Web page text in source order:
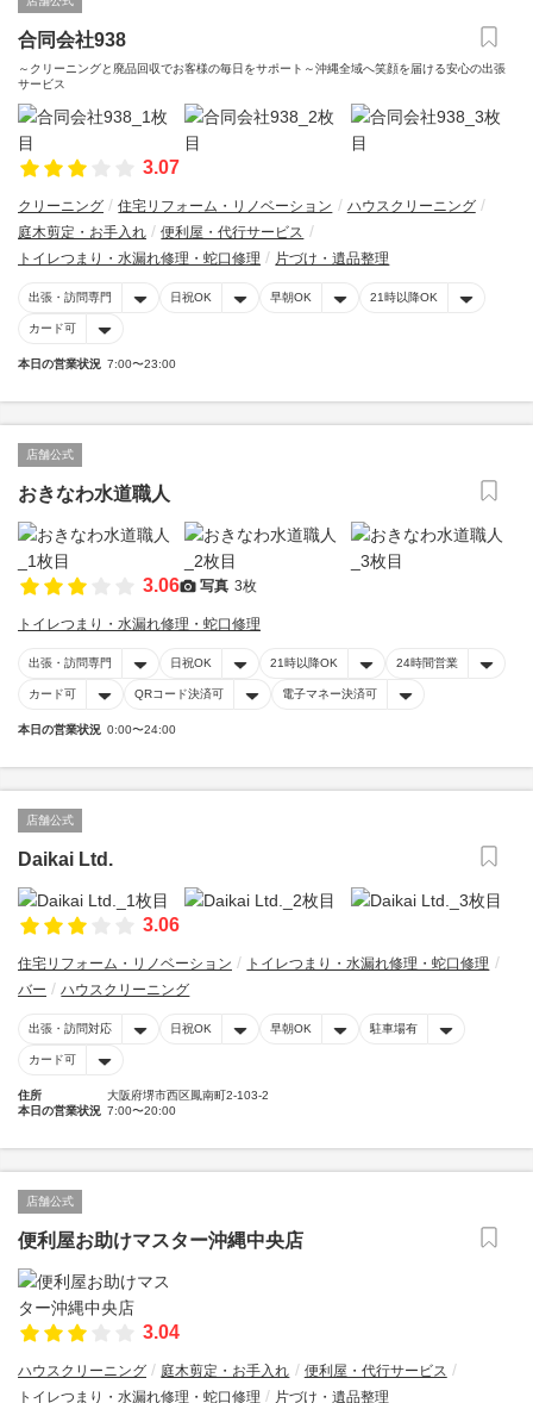
合同会社938
～クリーニングと廃品回収でお客様の毎日をサポート～沖縄全域へ笑顔を届ける安心の出張
サービス
3.07
クリーニング 住宅リフォーム・リノベーション
ハウスクリーニング
庭木剪定・お手入れ
便利屋・代行サービス
トイレつまり・水漏れ修理・蛇口修理
片づけ・遺品整理
出張・訪問専門 日祝OK 早朝OK 21時以降OK
カード可
本日の営業状況 7:00〜23:00
店舗公式
おきなわ水道職人
3.06 写真 3枚
トイレつまり・水漏れ修理・蛇口修理
出張・訪問専門 日祝OK 21時以降OK 24時間営業
カード可 QRコード決済可 電子マネー決済可
本日の営業状況 0:00〜24:00
店舗公式
Daikai Ltd.
3.06
住宅リフォーム・リノベーション
トイレつまり・水漏れ修理・蛇口修理
バー
ハウスクリーニング
出張・訪問対応 日祝OK 早朝OK 駐車場有
カード可
住所
大阪府堺市西区鳳南町2-103-2
本日の営業状況 7:00〜20:00
店舗公式
便利屋お助けマスター沖縄中央店
3.04
ハウスクリーニング 庭木剪定・お手入れ
便利屋・代行サービス
トイレつまり・水漏れ修理・蛇口修理
片づけ・遺品整理